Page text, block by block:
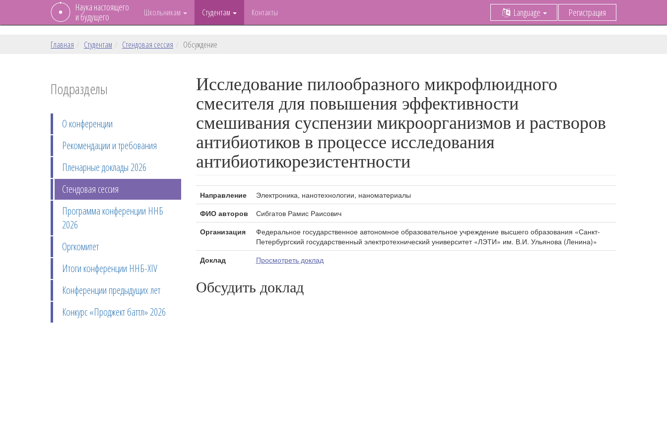
Наука настоящего
и будущего
Школьникам Студентам Контакты Language Регистрация
Главная Студентам Стендовая сессия Обсуждение
Подразделы
О конференции
Рекомендации и требования
Пленарные доклады 2026
Стендовая сессия
Программа конференции ННБ
2026
Оргкомитет
Итоги конференции ННБ-XIV
Конференции предыдущих лет
Конкурс «Проджект баттл» 2026
Исследование пилообразного микрофлюидного
смесителя для повышения эффективности
смешивания суспензии микроорганизмов и растворов
антибиотиков в процессе исследования
антибиотикорезистентности
Направление
Электроника, нанотехнологии, наноматериалы
ФИО авторов
Сибгатов Рамис Раисович
Организация
Федеральное государственное автономное образовательное учреждение высшего образования «Санкт-
Петербургский государственный электротехнический университет «ЛЭТИ» им. В.И. Ульянова (Ленина)»
Доклад
Просмотреть доклад
Обсудить доклад